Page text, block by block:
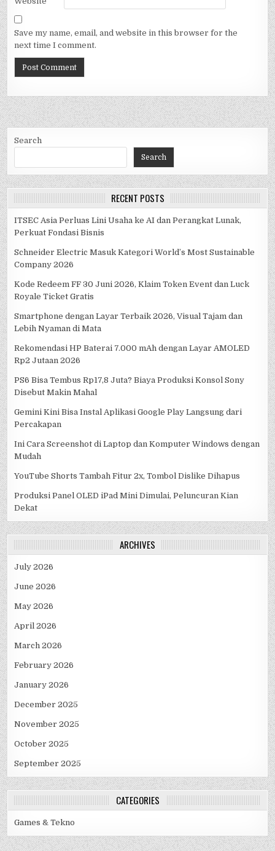
Save my name, email, and website in this browser for the
next time I comment.
Search
Search
RECENT POSTS
ITSEC Asia Perluas Lini Usaha ke AI dan Perangkat Lunak,
Perkuat Fondasi Bisnis
Schneider Electric Masuk Kategori World’s Most Sustainable
Company 2026
Kode Redeem FF 30 Juni 2026, Klaim Token Event dan Luck
Royale Ticket Gratis
Smartphone dengan Layar Terbaik 2026, Visual Tajam dan
Lebih Nyaman di Mata
Rekomendasi HP Baterai 7.000 mAh dengan Layar AMOLED
Rp2 Jutaan 2026
PS6 Bisa Tembus Rp17,8 Juta? Biaya Produksi Konsol Sony
Disebut Makin Mahal
Gemini Kini Bisa Instal Aplikasi Google Play Langsung dari
Percakapan
Ini Cara Screenshot di Laptop dan Komputer Windows dengan
Mudah
YouTube Shorts Tambah Fitur 2x, Tombol Dislike Dihapus
Produksi Panel OLED iPad Mini Dimulai, Peluncuran Kian
Dekat
ARCHIVES
July 2026
June 2026
May 2026
April 2026
March 2026
February 2026
January 2026
December 2025
November 2025
October 2025
September 2025
CATEGORIES
Games & Tekno